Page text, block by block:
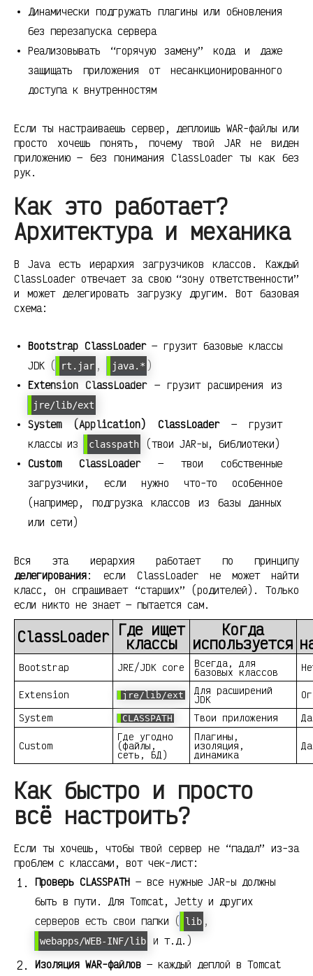
Динамически подгружать плагины или обновления
без перезапуска сервера
Реализовывать “горячую замену” кода и даже
защищать приложения от несанкционированного
доступа к внутренностям
Если ты настраиваешь сервер, деплоишь WAR-файлы или
просто хочешь понять, почему твой JAR не виден
приложению — без понимания ClassLoader ты как без
рук.
Как это работает?
Архитектура и механика
В Java есть иерархия загрузчиков классов. Каждый
ClassLoader отвечает за свою “зону ответственности”
и может делегировать загрузку другим. Вот базовая
схема:
Bootstrap ClassLoader— грузит базовые классы
JDK (
rt.jar , java.* )
Extension ClassLoader— грузит расширения из
jre/lib/ext
System (Application) ClassLoader— грузит
классы из
classpath
(твои JAR-ы, библиотеки)
Custom ClassLoader— твои собственные
загрузчики, если нужно что-то особенное
(например, подгрузка классов из базы данных
или сети)
Вся эта иерархия работает по принципу
делегирования: если ClassLoader не может найти
класс, он спрашивает “старших” (родителей). Только
если никто не знает — пытается сам.
ClassLoader Где ищет
классы
Когда
используется
Bootstrap JRE/JDK core Всегда, для
базовых классов
Extension jre/lib/ext Для расширений
JDK
System
CLASSPATH Твои приложения Да
Custom
Где угодно
(файлы,
сеть, БД)
Плагины,
изоляция,
динамика
Как быстро и просто
всё настроить?
Если ты хочешь, чтобы твой сервер не “падал” из-за
проблем с классами, вот чек-лист:
Проверь CLASSPATH — все нужные JAR-ы должны
быть в пути. Для Tomcat, Jetty и других
серверов есть свои папки (
lib ,
webapps/WEB-INF/lib
и т.д.)
Изоляция WAR-файлов — каждый деплой в Tomcat